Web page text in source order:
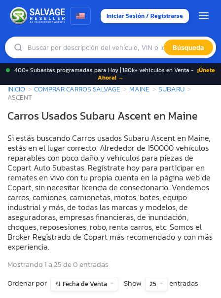
Iniciar Sesión / Registrarse
Búsqueda
400+ Subastas programadas para Hoy | 180k+ vehículos en Venta - ¡Únete
Ahora! →
INICIO COMPRAR CARROS SALVAGE MAINE
SUBARU
ASCENT
Carros Usados Subaru Ascent en Maine
Si estás buscando Carros usados Subaru Ascent en Maine,
estás en el lugar correcto. Alrededor de 150000 vehículos
reparables con poco daño y vehículos para piezas de
Copart Auto Subastas. Regístrate hoy para participar en
remates en vivo con tu propia cuenta en la página web de
Copart, sin necesitar licencia de consecionario. Vendemos
carros, camiones, camionetas, motos, botes, equipo
industrial y más, de todas las marcas y modelos, de
aseguradoras, empresas financieras, de inundación,
choques, reposesiones, robo, renta carros, etc. Somos el
Broker Registrado de Copart más recomendado y con más
experiencia.
Mostrando 1 a 25 de 0 entradas
Ordenar por
Fecha de Venta Show 25 entradas